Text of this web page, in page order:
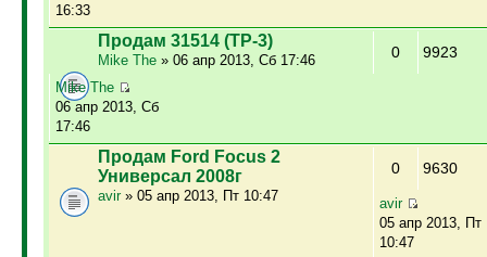
16:33
Продам 31514 (ТР-3)
Mike The» 06 апр 2013, Сб 17:46 0 9923
Mike The
06 апр 2013, Сб
17:46
Продам Ford Focus 2
Универсал 2008г
avir» 05 апр 2013, Пт 10:47
0 9630
avir
05 апр 2013, Пт
10:47